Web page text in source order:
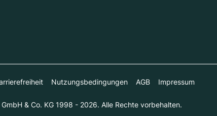
Nutzungsbedingungen AGB Impressum
& Co. KG 1998 - 2026. Alle Rechte vorbehalten.